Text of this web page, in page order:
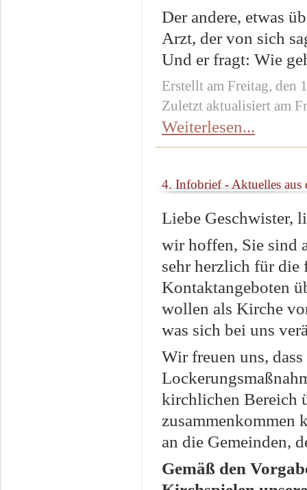
Der andere, etwas
Arzt, der von sich
Und er fragt: Wie
Erstellt am Freitag, den
Zuletzt aktualisiert am
Weiterlesen...
4. Infobrief - Aktuelles aus
Liebe Geschwister,
wir hoffen, Sie sind
sehr herzlich für
Kontaktangeboten
wollen als Kirche
was sich bei uns
Wir freuen uns,
kirchlichen Bereich
zusammenkommen
an die Gemeinden,
Gemäß den